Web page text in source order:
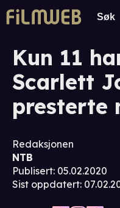
Kun 11
Scarlett
presterte
Redaksjonen
NTB
Publisert: 05.02.2020
Sist oppdatert: